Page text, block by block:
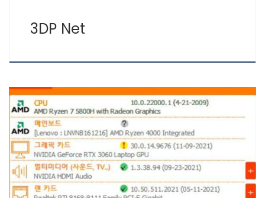
3DP Net
Con 3DP Chip es una aplicación que comprueba los
drivers (controladores) en tu PC. 3DP escanea los
componentes de tu equipo, busca y descarga los
drivers que te faltan y que se pueden actualizar. Esta
herramienta para instalar drivers gratis 3DP es muy fácil
de usar. Si has formateado el […]